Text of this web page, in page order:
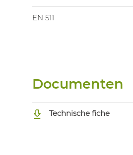
EN 511
Documenten
Technische fiche